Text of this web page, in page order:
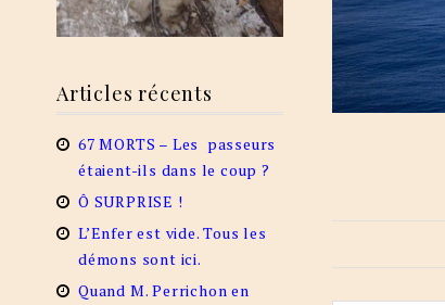
Articles récents
67 MORTS – Les passeurs
étaient-ils dans le coup ?
Ô SURPRISE !
L’Enfer est vide. Tous les
démons sont ici.
Quand M. Perrichon en